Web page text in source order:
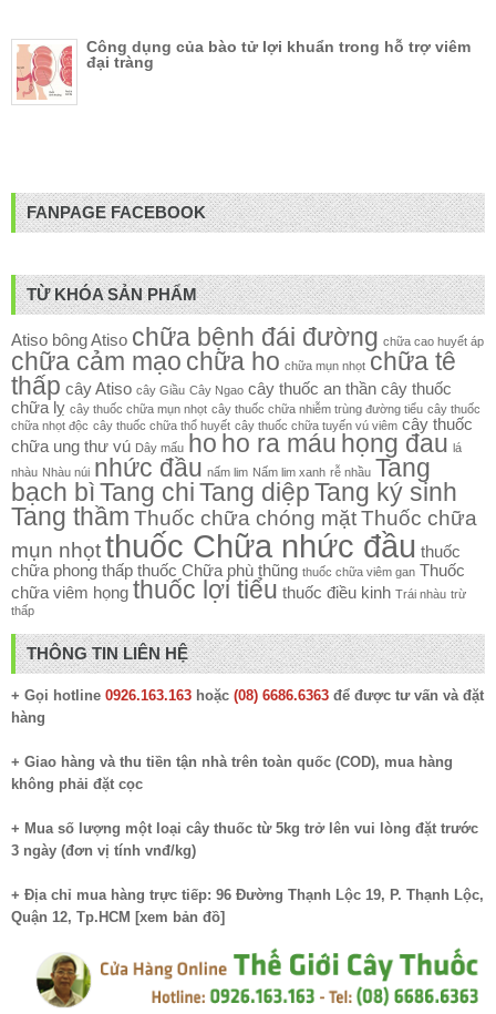
Công dụng của bào tử lợi khuẩn trong hỗ trợ viêm
đại tràng
FANPAGE FACEBOOK
TỪ KHÓA SẢN PHẨM
Atiso bông Atiso chữa bệnh đái đường chữa cao huyết áp
chữa cảm mạo chữa ho chữa mụn nhọt chữa tê
thấp cây Atiso cây Giầu Cây Ngao cây thuốc an thần cây thuốc
chữa lỵ cây thuốc chữa mụn nhọt cây thuốc chữa nhiễm trùng đường tiểu cây thuốc
chữa nhọt độc cây thuốc chữa thổ huyết cây thuốc chữa tuyến vú viêm cây thuốc
chữa ung thư vú Dây mấu ho ho ra máu họng đau lá
nhàu Nhàu núi nhức đầu nấm lim Nấm lim xanh rễ nhầu Tang
bạch bì Tang chi Tang diệp Tang ký sinh
Tang thầm Thuốc chữa chóng mặtThuốc chữa
mụn nhọtthuốc Chữa nhức đầu thuốc
chữa phong thấp thuốc Chữa phù thũng thuốc chữa viêm gan Thuốc
chữa viêm họng thuốc lợi tiểu thuốc điều kinh Trái nhàu trừ
thấp
THÔNG TIN LIÊN HỆ
+ Gọi hotline 0926.163.163 hoặc (08) 6686.6363 để được tư vấn và đặt
hàng
+ Giao hàng và thu tiền tận nhà trên toàn quốc (COD), mua hàng
không phải đặt cọc
+ Mua số lượng một loại cây thuốc từ 5kg trở lên vui lòng đặt trước
3 ngày (đơn vị tính vnđ/kg)
+ Địa chỉ mua hàng trực tiếp: 96 Đường Thạnh Lộc 19, P. Thạnh Lộc,
Quận 12, Tp.HCM [xem bản đồ]